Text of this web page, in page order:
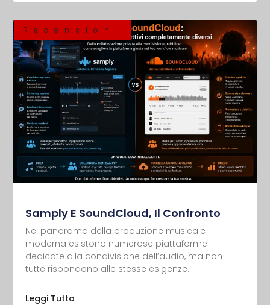
Recensioni
Samply E SoundCloud, Il Confronto
Nel panorama della produzione musicale
moderna esistono numerose piattaforme
dedicate alla condivisione dell’audio, ma non
tutte rispondono alle stesse esigenze.
Leggi Tutto